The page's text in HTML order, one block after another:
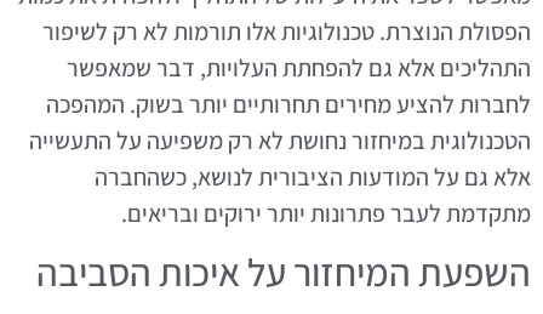
הפסולת הנוצרת. טכנולוגיות אלו תורמות לא רק לשיפור
התהליכים אלא גם להפחתת העלויות, דבר שמאפשר
לחברות להציע מחירים תחרותיים יותר בשוק. המהפכה
הטכנולוגית במיחזור נחושת לא רק משפיעה על התעשייה
אלא גם על המודעות הציבורית לנושא, כשהחברה
מתקדמת לעבר פתרונות יותר ירוקים ובריאים.
השפעת המיחזור על איכות הסביבה